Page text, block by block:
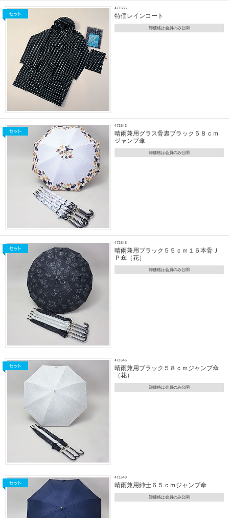
471665
特価レインコート
卸価格は会員のみ公開
471643
晴雨兼用グラス骨裏ブラック５８ｃｍ
ジャンプ傘
卸価格は会員のみ公開
471645
晴雨兼用ブラック５５ｃｍ１６本骨Ｊ
Ｐ傘（花）
卸価格は会員のみ公開
471646
晴雨兼用ブラック５８ｃｍジャンプ傘
（花）
卸価格は会員のみ公開
471649
晴雨兼用紳士６５ｃｍジャンプ傘
卸価格は会員のみ公開